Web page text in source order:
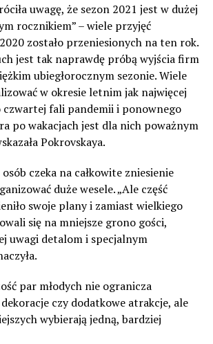
uwagę, że sezon 2021 jest w dużej
rocznikiem” – wiele przyjęć
zostało przeniesionych na ten rok.
jest tak naprawdę próbą wyjścia firm
ubiegłorocznym sezonie. Wiele
w okresie letnim jak najwięcej
czwartej fali pandemii i ponownego
po wakacjach jest dla nich poważnym
Pokrovskaya.
czeka na całkowite zniesienie
duże wesele. „Ale część
swoje plany i zamiast wielkiego
się na mniejsze grono gości,
uwagi detalom i specjalnym
par młodych nie ogranicza
czy dodatkowe atrakcje, ale
wybierają jedną, bardziej